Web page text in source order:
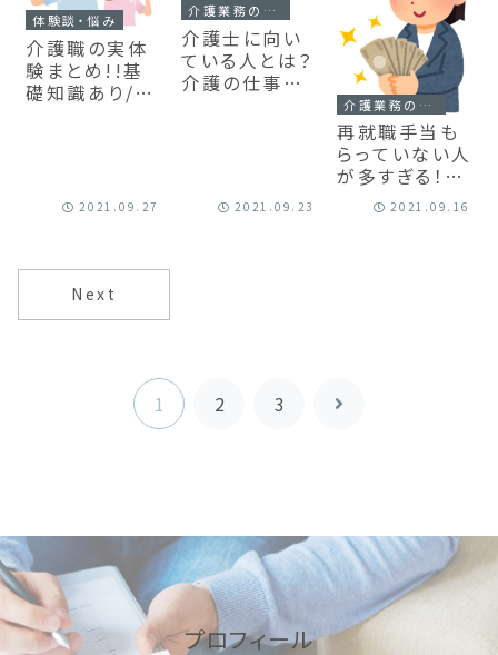
体験談・悩み
介護職の実体
験まとめ!!基
礎知識あり/介
2021.09.27
介護業務の悩み
介護士に向い
ている人とは？
介護の仕事で
2021.09.23
介護業務の悩み
再就職手当も
らっていない人
が多すぎる！？
転職前の再就
職手当を要件
2021.09.16
Next
1 2 3
次
プロフィール